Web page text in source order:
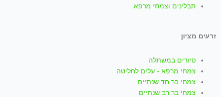
k
f
m
תבלינים וצמחי מרפא
זרעים מציון
סיורים במשתלה
צמחי מרפא - עלים לחליטה
צמחי בר חד שנתיים
צמחי בר רב שנתיים